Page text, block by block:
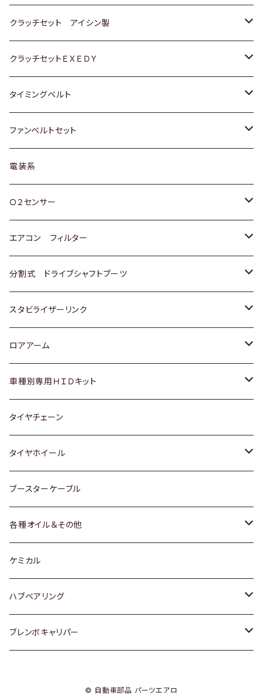
スバル
スバル
ダイハツ
マツダ
三菱
スバル
日野
ＷＡＧＥＮ
アストロ（シボレー）
クライスラー
ＶＯＬＶＯ
スズキ
日産
ダイハツ
マツダ
三菱
スバル
ダイハツ
日産
ホンダ
マツダ
トヨタ
クラッチセット アイシン製
ホンダ
スズキ
ダイハツ
マツダ
三菱
スバル
クラッチセットＥＸＥＤＹ
ホンダ
スズキ
日産
ダイハツ
マツダ
三菱
スバル
タイミングベルト
トヨタ
スズキ
ダイハツ
三菱
スバル
ファンベルトセット
トヨタ
ホンダ
スズキ
日産
いすゞ
ダイハツ
マツダ
三菱
スバル
レクサス
電装系
Ｏ２センサー
トヨタ
ホンダ
スズキ
日産
ダイハツ
マツダ
三菱
スバル
エアコン フィルター
トヨタ
ホンダ
スズキ
日産
いすゞ
ダイハツ
マツダ
三菱
スバル
分割式 ドライブシャフトブーツ
トヨタ
ホンダ
スズキ
日産
ダイハツ
スバル
スタビライザーリンク
トヨタ
ホンダ
スズキ
日産
ダイハツ
マツダ
ロアアーム
ホンダ
スズキ
日産
ダイハツ
マツダ
スバル
車種別専用ＨＩＤキット
トヨタ
マツダ
タイヤチェーン
タイヤホイール
トヨタ
ホンダ
スズキ
日産
ダイハツ
ブースターケーブル
各種オイル＆その他
ディーデル洗浄添加剤
ケミカル
ハブベアリング
トヨタ
ブレンボキャリパー
© 自動車部品 パーツエアロ